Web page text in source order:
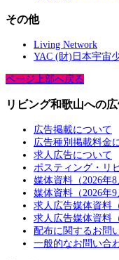
その他
Living Network
YAC (財)日本宇宙
ページ上部へ戻る
リビング和歌山への
広告掲載について
広告種別掲載料金
求人広告について
ポスティング・リ
媒体資料（2026年8
媒体資料（2026年9
求人広告媒体資料
求人広告媒体資料
配布に関するお問
一般的なお問い合